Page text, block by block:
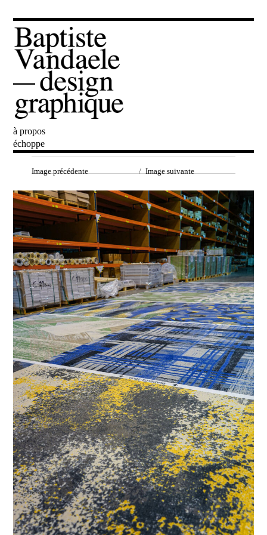
Baptiste Vandaele
à propos
échoppe
Image précédente Image suivante